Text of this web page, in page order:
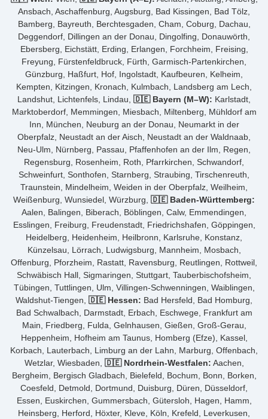
Ansbach, Aschaffenburg, Augsburg, Bad Kissingen, Bad Tölz,
Bamberg, Bayreuth, Berchtesgaden, Cham, Coburg, Dachau,
Deggendorf, Dillingen an der Donau, Dingolfing, Donauwörth,
Ebersberg, Eichstätt, Erding, Erlangen, Forchheim, Freising,
Freyung, Fürstenfeldbruck, Fürth, Garmisch-Partenkirchen,
Günzburg, Haßfurt, Hof, Ingolstadt, Kaufbeuren, Kelheim,
Kempten, Kitzingen, Kronach, Kulmbach, Landsberg am Lech,
Landshut, Lichtenfels, Lindau, 🇩🇪 Bayern (M–W): Karlstadt,
Marktoberdorf, Memmingen, Miesbach, Miltenberg, Mühldorf am
Inn, München, Neuburg an der Donau, Neumarkt in der
Oberpfalz, Neustadt an der Aisch, Neustadt an der Waldnaab,
Neu-Ulm, Nürnberg, Passau, Pfaffenhofen an der Ilm, Regen,
Regensburg, Rosenheim, Roth, Pfarrkirchen, Schwandorf,
Schweinfurt, Sonthofen, Starnberg, Straubing, Tirschenreuth,
Traunstein, Mindelheim, Weiden in der Oberpfalz, Weilheim,
Weißenburg, Wunsiedel, Würzburg, 🇩🇪 Baden-Württemberg:
Aalen, Balingen, Biberach, Böblingen, Calw, Emmendingen,
Esslingen, Freiburg, Freudenstadt, Friedrichshafen, Göppingen,
Heidelberg, Heidenheim, Heilbronn, Karlsruhe, Konstanz,
Künzelsau, Lörrach, Ludwigsburg, Mannheim, Mosbach,
Offenburg, Pforzheim, Rastatt, Ravensburg, Reutlingen, Rottweil,
Schwäbisch Hall, Sigmaringen, Stuttgart, Tauberbischofsheim,
Tübingen, Tuttlingen, Ulm, Villingen-Schwenningen, Waiblingen,
Waldshut-Tiengen, 🇩🇪 Hessen: Bad Hersfeld, Bad Homburg,
Bad Schwalbach, Darmstadt, Erbach, Eschwege, Frankfurt am
Main, Friedberg, Fulda, Gelnhausen, Gießen, Groß-Gerau,
Heppenheim, Hofheim am Taunus, Homberg (Efze), Kassel,
Korbach, Lauterbach, Limburg an der Lahn, Marburg, Offenbach,
Wetzlar, Wiesbaden, 🇩🇪 Nordrhein-Westfalen: Aachen,
Bergheim, Bergisch Gladbach, Bielefeld, Bochum, Bonn, Borken,
Coesfeld, Detmold, Dortmund, Duisburg, Düren, Düsseldorf,
Essen, Euskirchen, Gummersbach, Gütersloh, Hagen, Hamm,
Heinsberg, Herford, Höxter, Kleve, Köln, Krefeld, Leverkusen,